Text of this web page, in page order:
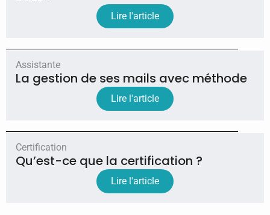
Lire l'article
Assistante
La gestion de ses mails avec méthode
Lire l'article
Certification
Qu’est-ce que la certification ?
Lire l'article